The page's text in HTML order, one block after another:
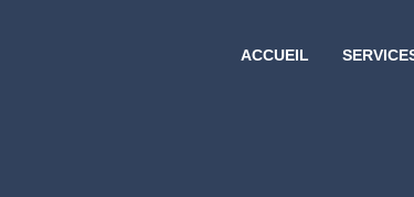
ACCUEIL